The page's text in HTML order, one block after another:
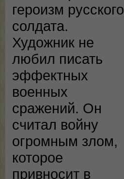
героизм русского
солдата.
Художник не
любил писать
эффектных
военных
сражений. Он
считал войну
огромным злом,
которое
привносит в